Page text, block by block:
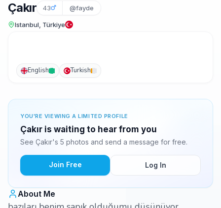
Çakır 43 @fayde
Istanbul, Türkiye
English Turkish
YOU'RE VIEWING A LIMITED PROFILE
Çakır is waiting to hear from you
See Çakır's 5 photos and send a message for free.
Join Free Log In
About Me